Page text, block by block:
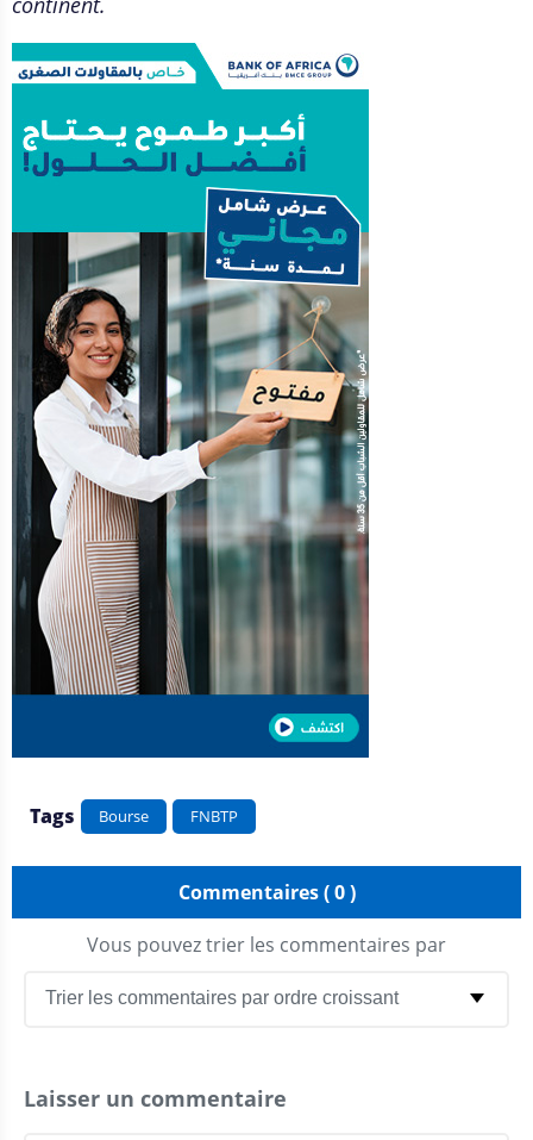
Tags Bourse FNBTP
Commentaires ( 0 )
Vous pouvez trier les commentaires par
Laisser un commentaire